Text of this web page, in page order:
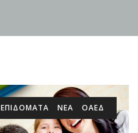
ΕΠΙΔΌΜΑΤΑ ΝΕΑ ΟΑΕΔ